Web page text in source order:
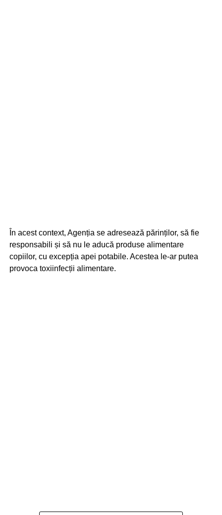
În acest context, Agenția se adresează părinților, să fie
responsabili și să nu le aducă produse alimentare
copiilor, cu excepția apei potabile. Acestea le-ar putea
provoca toxiinfecții alimentare.